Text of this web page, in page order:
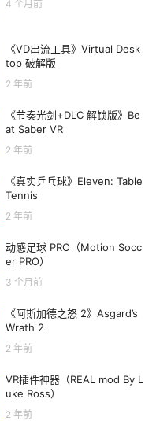
4 个月前
《VD串流工具》Virtual Desk
top 破解版
2 年前
《节奏光剑+DLC 解锁版》Be
at Saber VR
2 年前
《真实乒乓球》Eleven: Table
Tennis
2 年前
动感足球 PRO（Motion Socc
er PRO）
3 个月前
《阿斯加德之怒 2》Asgard’s
Wrath 2
2 年前
VR插件神器（REAL mod By L
uke Ross）
2 年前